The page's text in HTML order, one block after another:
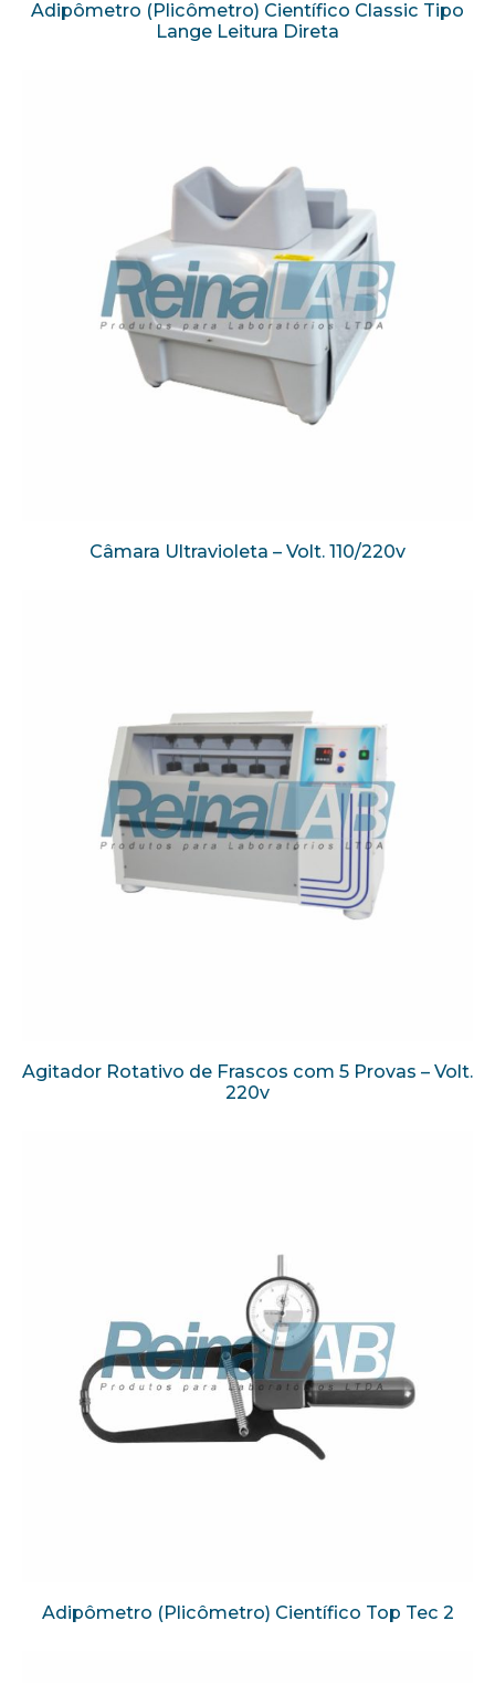
Adipômetro (Plicômetro) Científico Classic Tipo
Lange Leitura Direta
Câmara Ultravioleta – Volt. 110/220v
Agitador Rotativo de Frascos com 5 Provas – Volt.
220v
Adipômetro (Plicômetro) Científico Top Tec 2